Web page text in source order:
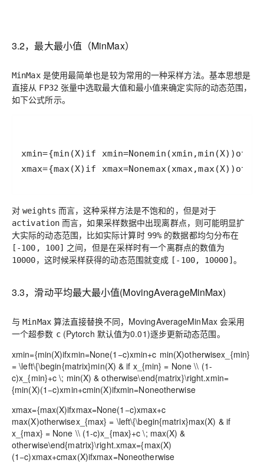
3.2，最大最小值（MinMax）
MinMax是使用最简单也是较为常用的一种采样方法。基本思想是
直接从 FP32张量中选取最大值和最小值来确定实际的动态范围，
如下公式所示。
xmax={max(X)if
对weights 而言，这种采样方法是不饱和的，但是对于
activation 而言，如果采样数据中出现离群点，则可能明显扩
大实际的动态范围，比如实际计算时 99% 的数据都均匀分布在
[-100, 100] 之间，但是在采样时有一个离群点的数值为
10000，这时候采样获得的动态范围就变成 [-100, 10000] 。
3.3，滑动平均最大最小值(MovingAverageMinMax)
与MinMax算法直接替换不同，MovingAverageMinMax 会采用
一个超参数 c(Pytorch 默认值为0.01)逐步更新动态范围。
xmin={min(X)ifxmin=None(1−c)xmin+c min(X)otherwisex_{min}
= \left\{\begin{matrix}min(X) & if x_{min} = None \\ (1-
c)x_{min}+c \; min(X) & otherwise\end{matrix}\right.xmin=
{min(X)(1 −c)xmin+cmin(X)ifxmin=Noneotherwise
xmax={max(X)ifxmax=None(1−c)xmax+c
max(X)otherwisex_{max} = \left\{\begin{matrix}max(X) & if
x_{max} = None \\ (1-c)x_{max}+c \; max(X) &
otherwise\end{matrix}\right.xmax={max(X)
(1 −c)xmax+cmax(X)ifxmax=Noneotherwise